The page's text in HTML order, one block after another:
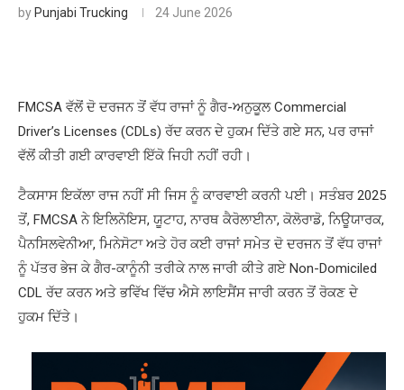
by Punjabi Trucking 24 June 2026
FMCSA ਵੱਲੋਂ ਦੋ ਦਰਜਨ ਤੋਂ ਵੱਧ ਰਾਜਾਂ ਨੂੰ ਗੈਰ-ਅਨੁਕੂਲ Commercial
Driver’s Licenses (CDLs) ਰੱਦ ਕਰਨ ਦੇ ਹੁਕਮ ਦਿੱਤੇ ਗਏ ਸਨ, ਪਰ ਰਾਜਾਂ
ਵੱਲੋਂ ਕੀਤੀ ਗਈ ਕਾਰਵਾਈ ਇੱਕੋ ਜਿਹੀ ਨਹੀਂ ਰਹੀ।
ਟੈਕਸਾਸ ਇਕੱਲਾ ਰਾਜ ਨਹੀਂ ਸੀ ਜਿਸ ਨੂੰ ਕਾਰਵਾਈ ਕਰਨੀ ਪਈ। ਸਤੰਬਰ 2025
ਤੋਂ, FMCSA ਨੇ ਇਲਿਨੋਇਸ, ਯੂਟਾਹ, ਨਾਰਥ ਕੈਰੋਲਾਈਨਾ, ਕੋਲੋਰਾਡੋ, ਨਿਊਯਾਰਕ,
ਪੈਨਸਿਲਵੇਨੀਆ, ਮਿਨੇਸੋਟਾ ਅਤੇ ਹੋਰ ਕਈ ਰਾਜਾਂ ਸਮੇਤ ਦੋ ਦਰਜਨ ਤੋਂ ਵੱਧ ਰਾਜਾਂ
ਨੂੰ ਪੱਤਰ ਭੇਜ ਕੇ ਗੈਰ-ਕਾਨੂੰਨੀ ਤਰੀਕੇ ਨਾਲ ਜਾਰੀ ਕੀਤੇ ਗਏ Non-Domiciled
CDL ਰੱਦ ਕਰਨ ਅਤੇ ਭਵਿੱਖ ਵਿੱਚ ਐਸੇ ਲਾਇਸੈਂਸ ਜਾਰੀ ਕਰਨ ਤੋਂ ਰੋਕਣ ਦੇ
ਹੁਕਮ ਦਿੱਤੇ।